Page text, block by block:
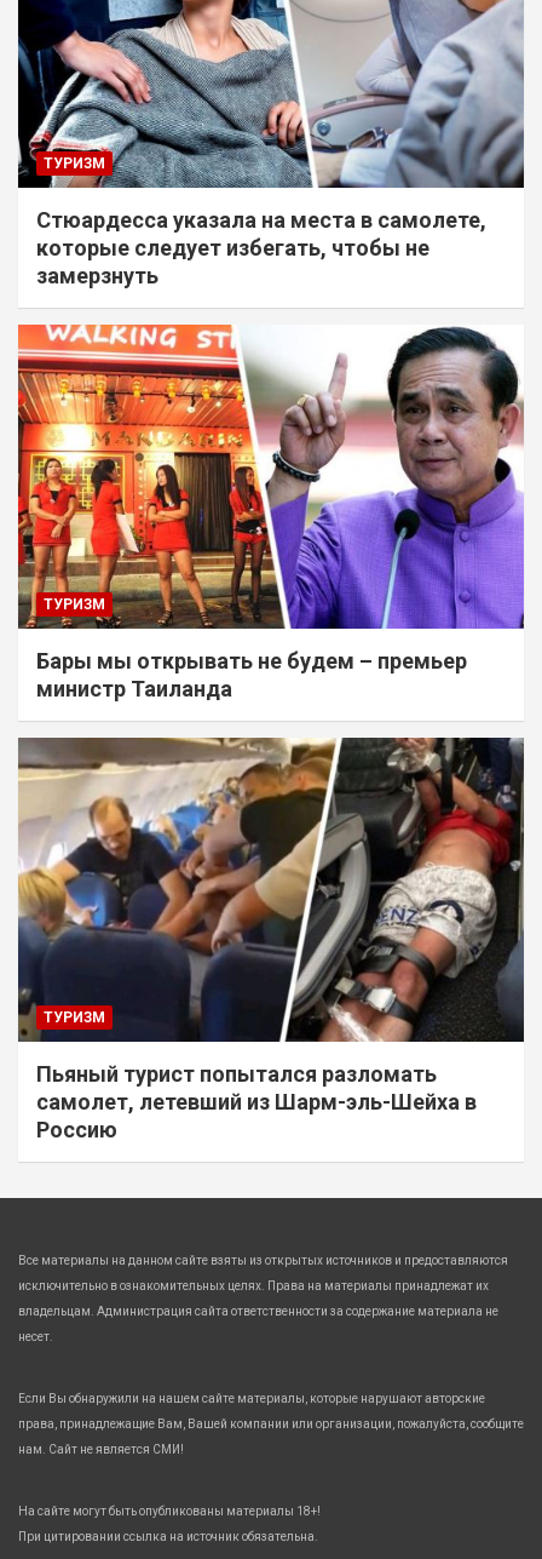
ТУРИЗМ
Стюардесса указала на места в самолете,
которые следует избегать, чтобы не
замерзнуть
ТУРИЗМ
Бары мы открывать не будем – премьер
министр Таиланда
ТУРИЗМ
Пьяный турист попытался разломать
самолет, летевший из Шарм-эль-Шейха в
Россию
Все материалы на данном сайте взяты из открытых источников и предоставляются
исключительно в ознакомительных целях. Права на материалы принадлежат их
владельцам. Администрация сайта ответственности за содержание материала не
несет.
Если Вы обнаружили на нашем сайте материалы, которые нарушают авторские
права, принадлежащие Вам, Вашей компании или организации, пожалуйста, сообщите
нам. Сайт не является СМИ!
На сайте могут быть опубликованы материалы 18+!
При цитировании ссылка на источник обязательна.